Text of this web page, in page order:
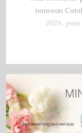
nouveau
2026,